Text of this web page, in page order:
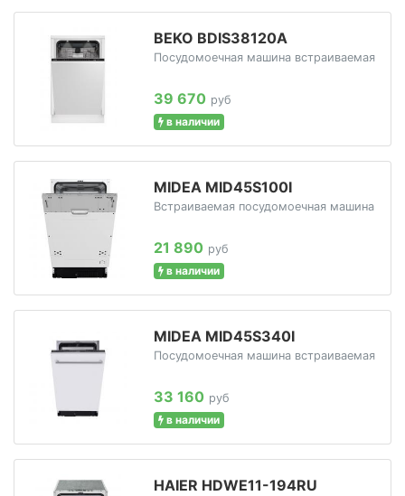
BEKO BDIS38120A
Посудомоечная машина встраиваемая
39 670 руб
в наличии
MIDEA MID45S100I
Встраиваемая посудомоечная машина
21 890 руб
в наличии
MIDEA MID45S340I
Посудомоечная машина встраиваемая
33 160 руб
в наличии
HAIER HDWE11-194RU